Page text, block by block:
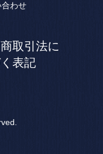
合わせ
取引法に
表記